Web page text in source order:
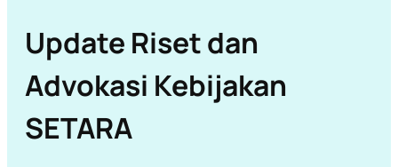
Update Riset dan
Advokasi Kebijakan
SETARA